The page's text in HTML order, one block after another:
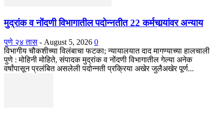
मुद्रांक व नोंदणी विभागातील पदोन्नतीत 22 कर्मचार्‍यांवर अन्याय
पुणे २४ तास - August 5, 2026 0
विभागीय चौकशीच्या विलंबाचा फटका; न्यायालयात दाद मागण्याच्या हालचाली
पुणे : मोहिनी मोहिते, संपादक मुद्रांक व नोंदणी विभागातील गेल्या अनेक
वर्षांपासून प्रलंबित असलेली पदोन्नती प्रक्रिया अखेर जुलैअखेर पूर्ण...